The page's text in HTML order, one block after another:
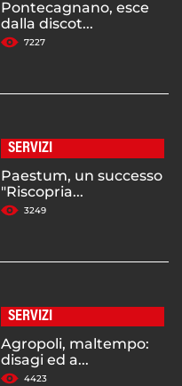
Pontecagnano, esce
dalla discot...
7227
SERVIZI
Paestum, un successo
"Riscopria...
3249
SERVIZI
Agropoli, maltempo:
disagi ed a...
4423